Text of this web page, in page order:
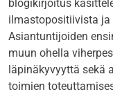
blogikirjoitus
ilmastopositiivista ja
Asiantuntijoiden
muun ohella
läpinäkyvyyttä sekä
toimien